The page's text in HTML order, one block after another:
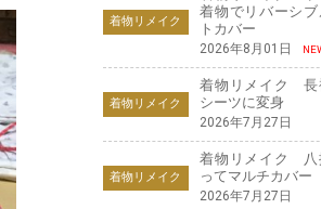
着物リメイク
着物でリバーシブ
トカバー
2026年8月01日
着物リメイク
着物リメイク 長
シーツに変身
2026年7月27日
着物リメイク
着物リメイク 八
ってマルチカバー
2026年7月27日